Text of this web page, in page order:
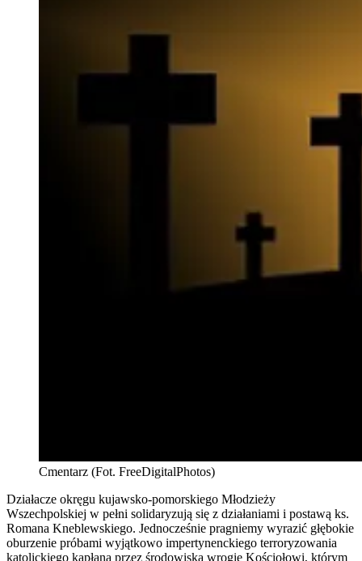
Cmentarz (Fot. FreeDigitalPhotos)
Działacze okręgu kujawsko-pomorskiego Młodzieży
Wszechpolskiej w pełni solidaryzują się z działaniami i postawą ks.
Romana Kneblewskiego. Jednocześnie pragniemy wyrazić głębokie
oburzenie próbami wyjątkowo impertynenckiego terroryzowania
katolickiego kapłana przez środowiska wrogie Kościołowi, którym